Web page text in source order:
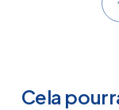
Cela